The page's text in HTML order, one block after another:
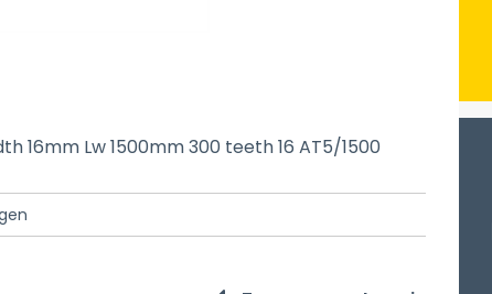
16mm Lw 1500mm 300 teeth 16 AT5/1500